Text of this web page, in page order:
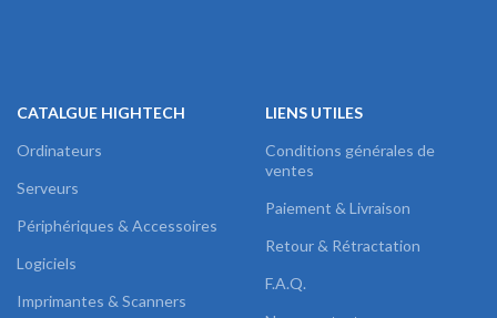
CATALGUE HIGHTECH
Ordinateurs
Serveurs
Périphériques & Accessoires
Logiciels
Imprimantes & Scanners
LIENS UTILES
Conditions générales de
ventes
Paiement & Livraison
Retour & Rétractation
F.A.Q.